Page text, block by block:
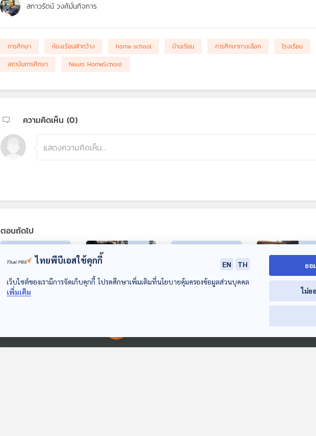
สกาวรัตน์ วงศ์มั่นกิจการ
การศึกษา ห้องเรียนฟ้ากว้าง home school บ้านเรียน การศึกษาทางเลือก โรงเรียน
สถาบันการศึกษา
Neuro HomeSchool
ความคิดเห็น (0)
ตอนถัดไป
ชนะ" การเยียวยาด้าน
การศึกษาการผลกระ
ห้องเรียนฟ้ากว้าง
ลาน การเรียนรู้ตามวี
ถีของตนเอง
ห้องเรียนฟ้ากว้าง
ขับเคลื่อน "โรงเรียน
เล็ก" ให้ยังอยู่
ห้องเรียนฟ้ากว้าง
EP. 120: บ้านเรีย
โนวงษ์
ห้องเรียนฟ้ากว้าง
00:00:00
ไทยพีบีเอสใช้คุกกี้ EN
TH
เว็บไซต์ของเรามีการจัดเก็บคุกกี้ โปรดศึกษาเพิ่มเติมที่นโยบายคุ้มครองข้อมูลส่วนบุคคล
เพิ่มเติม
ยอ
ไม่ย